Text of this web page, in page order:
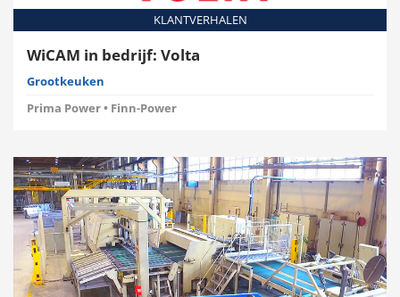
KLANTVERHALEN
WiCAM in bedrijf: Volta
Grootkeuken
Prima Power • Finn-Power